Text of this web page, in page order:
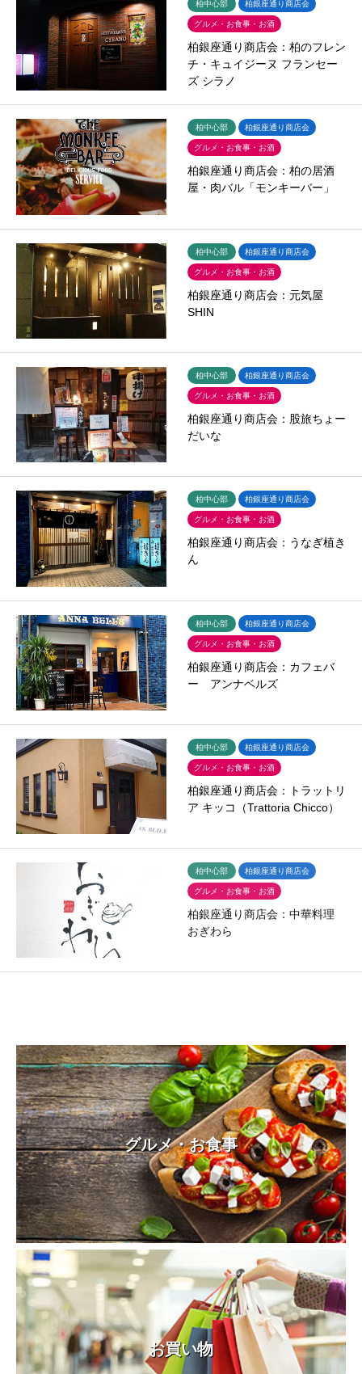
柏中心部 柏銀座通り商店会
グルメ・お食事・お酒
柏銀座通り商店会：柏のフレン
チ・キュイジーヌ フランセー
ズ シラノ
柏中心部 柏銀座通り商店会
グルメ・お食事・お酒
柏銀座通り商店会：柏の居酒
屋・肉バル「モンキーバー」
柏中心部 柏銀座通り商店会
グルメ・お食事・お酒
柏銀座通り商店会：元気屋
SHIN
柏中心部 柏銀座通り商店会
グルメ・お食事・お酒
柏銀座通り商店会：股旅ちょー
だいな
柏中心部 柏銀座通り商店会
グルメ・お食事・お酒
柏銀座通り商店会：うなぎ植き
ん
柏中心部 柏銀座通り商店会
グルメ・お食事・お酒
柏銀座通り商店会：カフェバ
ー アンナベルズ
柏中心部 柏銀座通り商店会
グルメ・お食事・お酒
柏銀座通り商店会：トラットリ
ア キッコ（Trattoria Chicco）
柏中心部 柏銀座通り商店会
グルメ・お食事・お酒
柏銀座通り商店会：中華料理
おぎわら
グルメ・お食事
お買い物